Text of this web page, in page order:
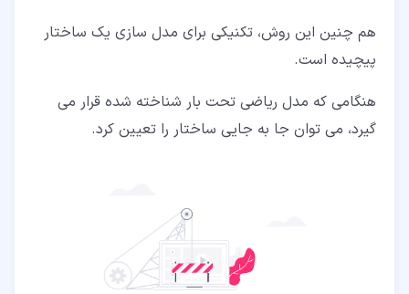
هم چنین این روش، تکنیکی برای مدل سازی یک ساختار
پیچیده است.
هنگامی که مدل ریاضی تحت بار شناخته شده قرار می
گیرد، می توان جا به جایی ساختار را تعیین کرد.